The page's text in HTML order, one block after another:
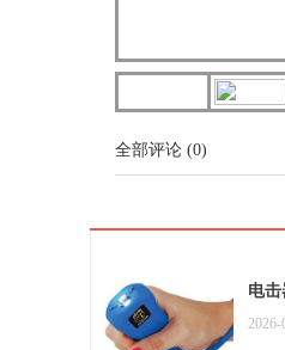
全部评论 (0)
电
2026-